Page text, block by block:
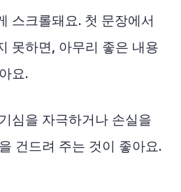
스크롤돼요. 첫 문장에서
못하면, 아무리 좋은 내용
요.
심을 자극하거나 손실을
건드려 주는 것이 좋아요.